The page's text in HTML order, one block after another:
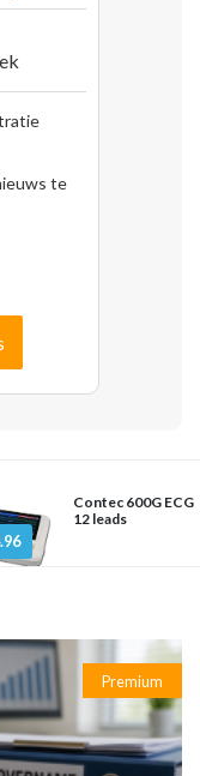
te
Contec 600G ECG
12 leads
Premium